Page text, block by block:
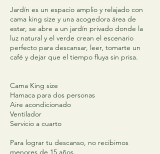
Jardín es un espacio amplio y relajado con
cama king size y una acogedora área de
estar, se abre a un jardín privado donde la
luz natural y el verde crean el escenario
perfecto para descansar, leer, tomarte un
café y dejar que el tiempo fluya sin prisa.
Cama King size
Hamaca para dos personas
Aire acondicionado
Ventilador
Servicio a cuarto
Para lograr tu descanso, no recibimos
menores de 15 años.